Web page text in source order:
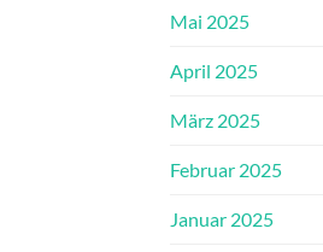
Mai 2025
April 2025
März 2025
Februar 2025
Januar 2025